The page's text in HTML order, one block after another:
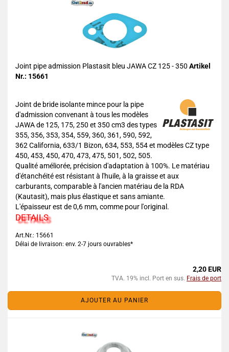
Joint pipe admission Plastasit bleu JAWA CZ 125 - 350 Artikel
Nr.: 15661
Joint de bride isolante mince pour la pipe
d'admission convenant à tous les modèles
JAWA de 125, 175, 250 et 350 cm3 des types
355, 356, 353, 354, 559, 360, 361, 590, 592,
362 California, 633/1 Bizon, 634, 553, 554 et modèles CZ type
450, 453, 450, 470, 473, 475, 501, 502, 505.
Qualité améliorée, précision d'adaptation à 100%. Le matériau
d'étanchéité est résistant à l'huile, à la graisse et aux
carburants, comparable à l'ancien matériau de la RDA
(Kautasit), mais plus élastique et sans amiante.
L'épaisseur est de 0,6 mm, comme pour l'original.
DETAILS
Art.Nr.: 15661
Délai de livraison: env. 2-7 jours ouvrables*
2,20 EUR
TVA. 19% incl. Port en sus. Frais de port
AJOUTER AU PANIER